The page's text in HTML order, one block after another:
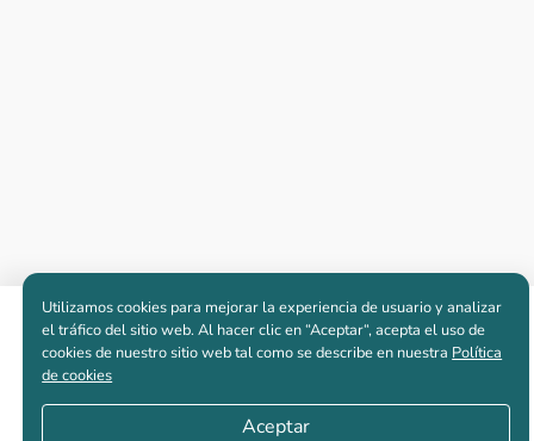
Apartamentos nuevos
Casas nuevas en venta
Utilizamos cookies para mejorar la experiencia de usuario y analizar
el tráfico del sitio web. Al hacer clic en “Aceptar“, acepta el uso de
cookies de nuestro sitio web tal como se describe en nuestra Política
de cookies
Aceptar